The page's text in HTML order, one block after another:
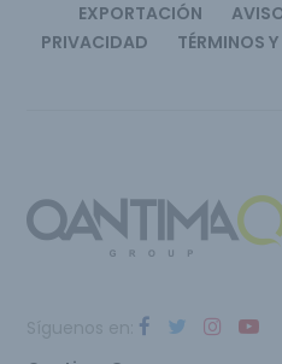
EXPORTACIÓN
PRIVACIDAD
TÉRMINOS